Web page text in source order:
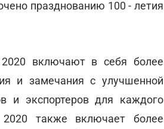
празднованию 100 - летия
включают в себя более
и замечания с улучшенной
и экспортеров для каждого
также включает более